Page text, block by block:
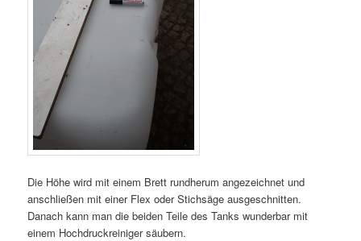
Die Höhe wird mit einem Brett rundherum angezeichnet und
anschließen mit einer Flex oder Stichsäge ausgeschnitten.
Danach kann man die beiden Teile des Tanks wunderbar mit
einem Hochdruckreiniger säubern.